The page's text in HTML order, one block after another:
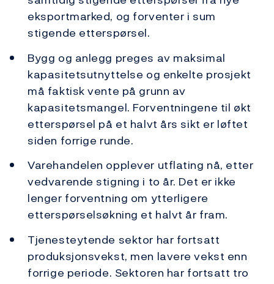
eksportmarked, og forventer i sum
stigende etterspørsel.
Bygg og anlegg preges av maksimal
kapasitetsutnyttelse og enkelte prosjekt
må faktisk vente på grunn av
kapasitetsmangel. Forventningene til økt
etterspørsel på et halvt års sikt er løftet
siden forrige runde.
Varehandelen opplever utflating nå, etter
vedvarende stigning i to år. Det er ikke
lenger forventning om ytterligere
etterspørselsøkning et halvt år fram.
Tjenesteytende sektor har fortsatt
produksjonsvekst, men lavere vekst enn
forrige periode. Sektoren har fortsatt tro